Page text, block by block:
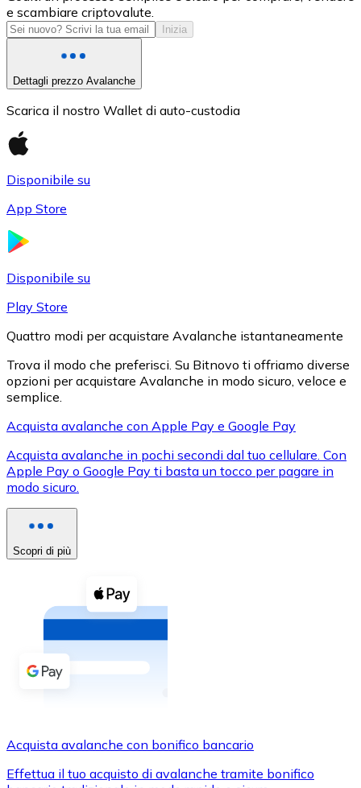
USDC
XRP
XRP
Vedi tutto
Buoni cripto
Acquista criptovalute in contanti e altri mezzi di
Acquista con contanti
Bonifico SEPA
e scambiare criptovalute.
Inizia
Dettagli prezzo Avalanche
Scarica il nostro Wallet di auto-custodia
Disponibile su
App Store
Disponibile su
Play Store
Quattro modi per acquistare Avalanche istantaneamente
Trova il modo che preferisci. Su Bitnovo ti offriamo diverse
opzioni per acquistare Avalanche in modo sicuro, veloce e
semplice.
Acquista avalanche con Apple Pay e Google Pay
Acquista avalanche in pochi secondi dal tuo cellulare. Con
Apple Pay o Google Pay ti basta un tocco per pagare in
modo sicuro.
Scopri di più
Acquista avalanche con bonifico bancario
Effettua il tuo acquisto di avalanche tramite bonifico